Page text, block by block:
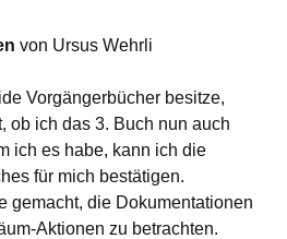
von Ursus Wehrli
Vorgängerbücher besitze,
ob ich das 3. Buch nun auch
ich es habe, kann ich die
für mich bestätigen.
gemacht, die Dokumentationen
Aktionen zu betrachten.